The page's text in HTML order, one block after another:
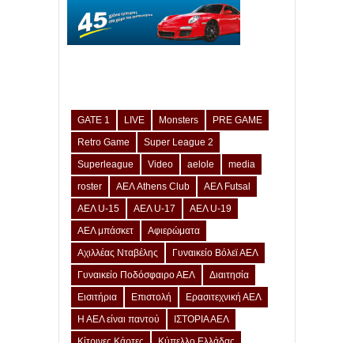
GATE 1 LIVE Monsters
PRE GAME
Retro Game
Super League 2
Superleague
Video aelole
media
roster
ΑΕΛ Athens Club
ΑΕΛ Futsal
ΑΕΛ U-15
ΑΕΛ U-17
ΑΕΛ U-19
ΑΕΛ μπάσκετ
Αφιερώματα
Αχιλλέας Νταβέλης
Γυναικείο Βόλεϊ ΑΕΛ
Γυναικείο Ποδόσφαιρο ΑΕΛ
Διαιτησία
Εισιτήρια
Επιστολή
Ερασιτεχνική ΑΕΛ
Η ΑΕΛ είναι παντού
ΙΣΤΟΡΙΑ ΑΕΛ